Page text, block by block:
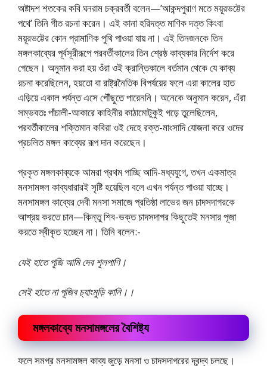
অষ্টাদশ শতকের কবি ঘনরাম চক্রবর্তী বলেন—’আকন্দপুরাণ মতে ময়ূরভট্টের
পথে’ তিনি গীত রচনা করেন। এই কানা হরিদত্ত মাণিক দত্ত কিংবা
ময়ূরভট্টের কোন প্রামাণিক পুথি পাওয়া যায় না। এই তিনজনকে তিন
মঙ্গলকাব্যের পূর্বসূরীরূপে পরবর্তীকালের তিন শ্রেষ্ঠ কাব্যকার নির্দেশ করে
গেছেন। অনুমান করা হয় ওঁরা ওই ক্রান্তিকালে বর্তমান থেকে যে কাব্য
রচনা করেছিলেন, হয়তাে বা রাষ্ট্রনৈতিক বিপর্যয়ের ফলে এরা কালের হাত
এড়িয়ে একাল পর্যন্ত এসে পৌঁছুতে পারেননি। অনেকে অনুমান করেন, এঁরা
সম্ভবতঃ পাঁচালী-আকারে কাহিনীর কাঠামােটুকুই গড়ে তুলেছিলেন,
পরবর্তীকালের শক্তিমান কবিরা ওই দেহে রক্ত-মাংসাদি যােজনা করে ওদের
প্রচলিত মঙ্গল কাব্যের রূপ দান করেছেন।
প্রকৃত মঙ্গলকাব্যকে আমরা প্রথম পাচ্ছি আদি-মধ্যযুগে, তখন একমাত্র
মনসামঙ্গল কাব্যধারারই সৃষ্টি হয়েছিল বলে এখন পর্যন্ত পাওয়া যাচ্ছে।
মনসামঙ্গল কাব্যের দেবী মনসা সমাজে প্রতিষ্ঠা লাভের জন চাদসদাগরকে
আশ্রয় করতে চান—কিন্তু শিব-ভক্ত চাদসদাগর কিছুতেই মনসার পূজা
করতে স্বীকৃত হচ্ছেন না। তিনি বলেন:-
যেই হাতে পূজি আমি দেব শূলপাণি।
সেই হাতে না পূজিব চ্যাংমুড়ি কানি।।
মঙ্গলকাব্যে মনসামঙ্গলের বৈশিষ্ট্য
ফলে সমগ্র মনসামঙ্গল কাব্য জুড়ে মনসা ও চাদসদাগরের দ্বন্দ্ব চলছে।